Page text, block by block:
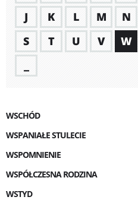
J
K L M N
S
T U V W
WSCHÓD
WSPANIAŁE STULECIE
WSPOMNIENIE
WSPÓŁCZESNA RODZINA
WSTYD